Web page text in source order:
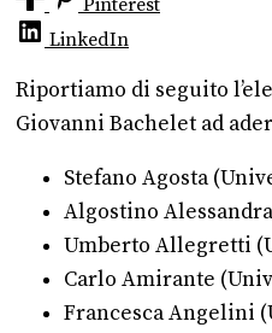
Pinterest
LinkedIn
Riportiamo di seguito
Giovanni Bachelet ad
Stefano Agosta
Algostino
Umberto Allegretti
Carlo Amirante
Francesca Angelini